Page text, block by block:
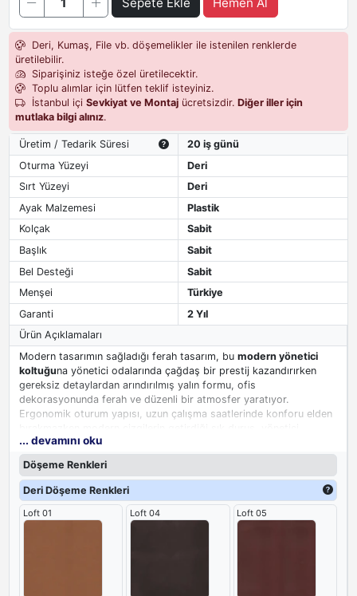
Deri, Kumaş, File vb. döşemelikler ile istenilen renklerde
üretilebilir.
Siparişiniz isteğe özel üretilecektir.
Toplu alımlar için lütfen teklif isteyiniz.
İstanbul içi Sevkiyat ve Montajücretsizdir. Diğer iller için
mutlaka bilgi alınız.
Üretim / Tedarik Süresi
20 iş günü
Oturma Yüzeyi
Deri
Sırt Yüzeyi
Deri
Ayak Malzemesi
Plastik
Kolçak
Sabit
Başlık
Sabit
Bel Desteği
Sabit
Menşei
Türkiye
Garanti
2 Yıl
Ürün Açıklamaları
Modern tasarımın sağladığı ferah tasarım, bu modern yönetici
koltuğuna yönetici odalarında çağdaş bir prestij kazandırırken
gereksiz detaylardan arındırılmış yalın formu, ofis
dekorasyonunda ferah ve düzenli bir atmosfer yaratıyor.
Ergonomik oturum yapısı, uzun çalışma saatlerinde konforu elden
odasında göze çarpan ama gösterişten uzak bir tamamlayıcı
olarak öne çıkıyor. Gün boyu süren yoğun çalışma temposunda
sırt ve bel bölgesini destekleyen yapısı, ofis verimliliğine katkıda
bulunuyor.
... devamını oku
Döşeme Renkleri
Deri Döşeme Renkleri
Loft 01 Loft 04 Loft 05